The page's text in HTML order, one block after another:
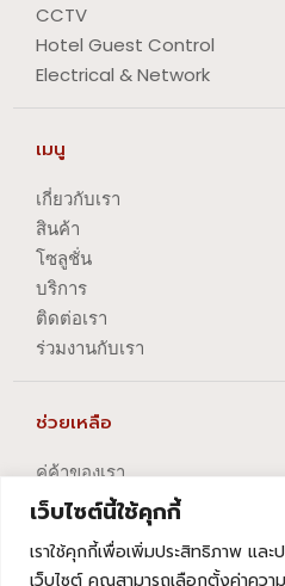
เว็บไซต์นี้ใช้คุกกี้
เราใช้คุกกี้เพื่อเพิ่มประสิทธิภาพ แล
เว็บไซต์ คุณสามารถเลือกตั้งค่าคว
CCTV
Hotel Guest Control
Electrical & Network
เมนู
เกี่ยวกับเรา
สินค้า
โซลูชั่น
บริการ
ติดต่อเรา
ร่วมงานกับเรา
ช่วยเหลือ
คู่ค้าของเรา
นโยบายความเป็นส่วนตัว
นโยบายการปัญหาข้อร้องเรียน
นโยบายการยกเลิกบริการ